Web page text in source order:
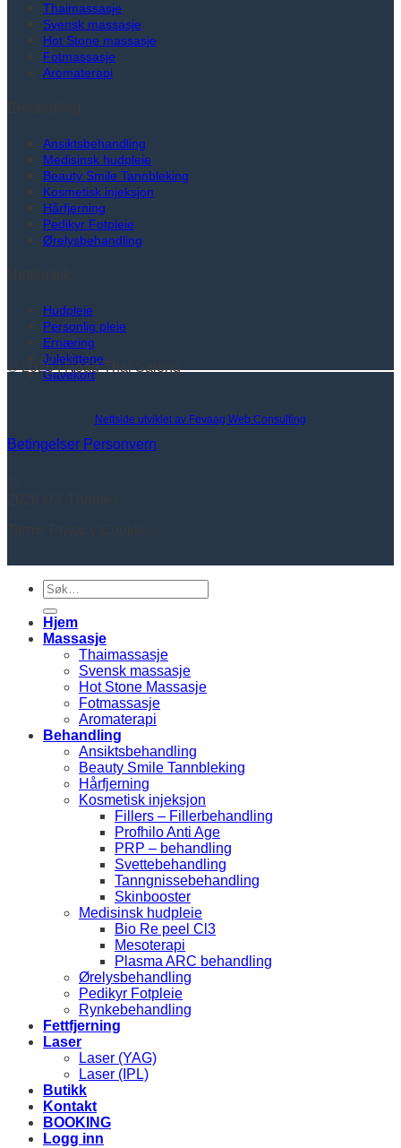
Thaimassasje
Svensk massasje
Hot Stone massasje
Fotmassasje
Aromaterapi
Ansiktsbehandling
Medisinsk hudpleie
Beauty Smile Tannbleking
Kosmetisk injeksjon
Hårfjerning
Pedikyr Fotpleie
Ørelysbehandling
Hudpleie
Personlig pleie
Ernæring
Julekittene
Gavekort
© 2026 | Noad Thai Salong
Nettside utviklet av Fevaag Web Consulting
Betingelser Personvern
Søk
etter:
Hjem
Massasje
Thaimassasje
Svensk massasje
Hot Stone Massasje
Fotmassasje
Aromaterapi
Behandling
Ansiktsbehandling
Beauty Smile Tannbleking
Hårfjerning
Kosmetisk injeksjon
Fillers – Fillerbehandling
Profhilo Anti Age
PRP – behandling
Svettebehandling
Tanngnissebehandling
Skinbooster
Medisinsk hudpleie
Bio Re peel Cl3
Mesoterapi
Plasma ARC behandling
Ørelysbehandling
Pedikyr Fotpleie
Rynkebehandling
Fettfjerning
Laser
Laser (YAG)
Laser (IPL)
Butikk
Kontakt
BOOKING
Logg inn